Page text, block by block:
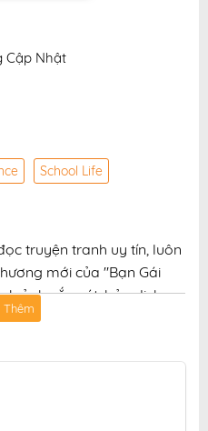
Cập Nhật
School Life
truyện tranh uy tín, luôn
mới của "Bạn Gái
ảnh sắc nét, bản dịch
mang đến trải nghiệm
hoàn toàn miễn phí cho
online.
Thêm